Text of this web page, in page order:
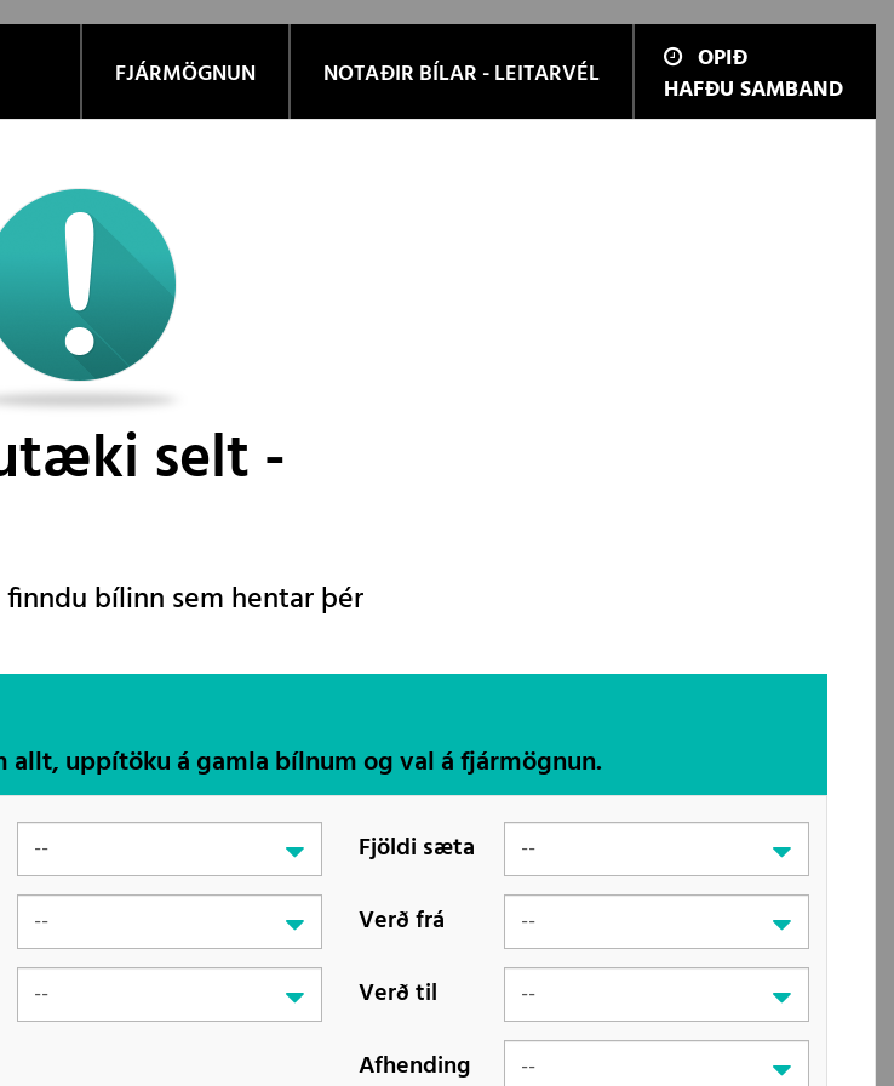
FJÁRMÖGNUN NOTAÐIR BÍLAR - LEITARVÉL
OPIÐ
HAFÐU SAMBAND
selt
bílinn sem hentar þér
allt, uppítöku á gamla bílnum og val á fjármögnun.
Fjöldi sæta
Verð frá
Verð til
Afhending